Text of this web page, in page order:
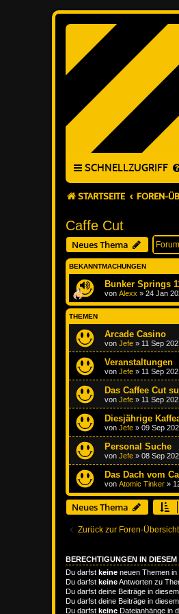
SCHNELLZUGRIFF
STARTSEITE FOREN-
Caffe Cut
Neues Thema
BEKANNTMACHUNGEN
Bunker Springs
von Alexx » 24 Jan
THEMEN
Arcade Casino
von Jefe » 11 Sep
Veranstaltungen
von Jefe » 11 Sep
Das Caffee Cut
von Jefe » 11 Sep
Diesjährige
von Jefe » 09 Sep
Personal Suche
von Jefe » 08 Sep
Das Dach vom
von Atomic Tinker »
Neues Thema
Zurück zur Foren-Übersicht
BERECHTIGUNGEN IN
Du darfst keine neuen Themen in
Du darfst keineAntworten zu
Du darfst deine Beiträge in
Du darfst deine Beiträge in
Du darfst keine Dateianhänge in